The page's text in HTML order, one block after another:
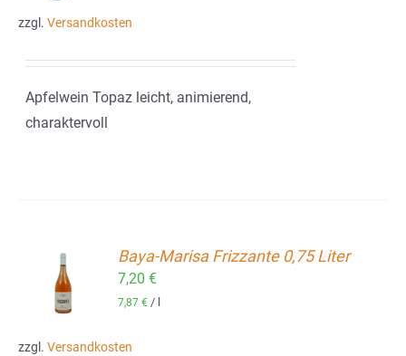
zzgl. Versandkosten
Apfelwein Topaz leicht, animierend,
charaktervoll
Baya-Marisa Frizzante 0,75 Liter
7,20€
7,87€ /
zzgl. Versandkosten